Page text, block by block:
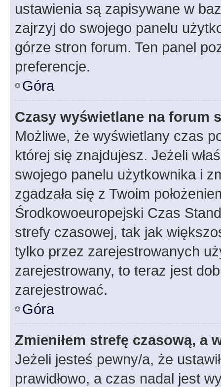
ustawienia są zapisywane w
zajrzyj do swojego panelu
górze stron forum. Ten panel
preferencje.
Góra
Czasy wyświetlane na forum
Możliwe, że wyświetlany czas
której się znajdujesz. Jeżeli
swojego panelu użytkownika i
zgadzała się z Twoim
Środkowoeuropejski Czas
strefy czasowej, tak jak
tylko przez zarejestrowanych
zarejestrowany, to teraz jest
zarejestrować.
Góra
Zmieniłem strefę czasową, a
Jeżeli jesteś pewny/a, że
prawidłowo, a czas nadal jest